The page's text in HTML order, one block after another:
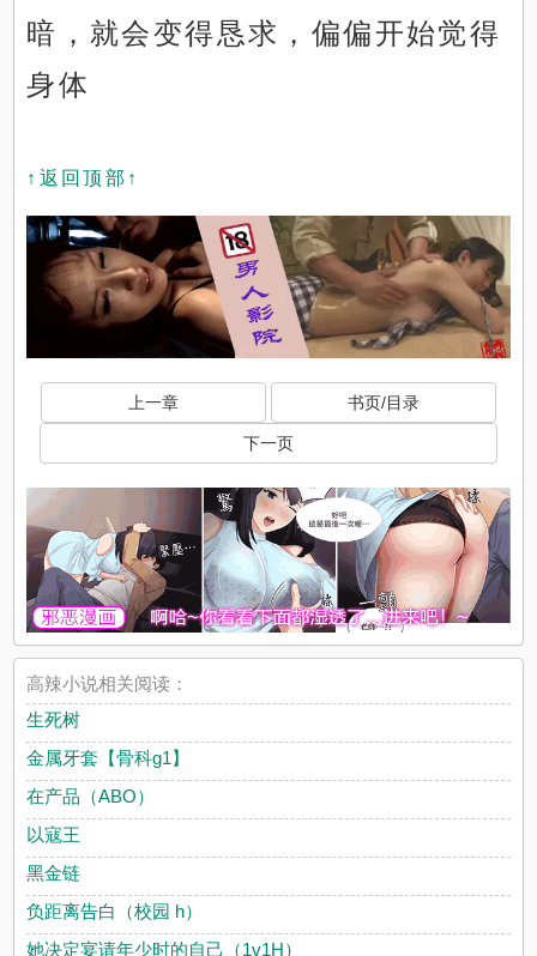
暗，就会变得恳求，偏偏开始觉得
身体
↑返回顶部↑
上一章 书页/目录
下一页
高辣小说相关阅读：
生死树
金属牙套【骨科g1】
在产品（ABO）
以寇王
黑金链
负距离告白（校园 h）
她决定宴请年少时的自己（1v1H）